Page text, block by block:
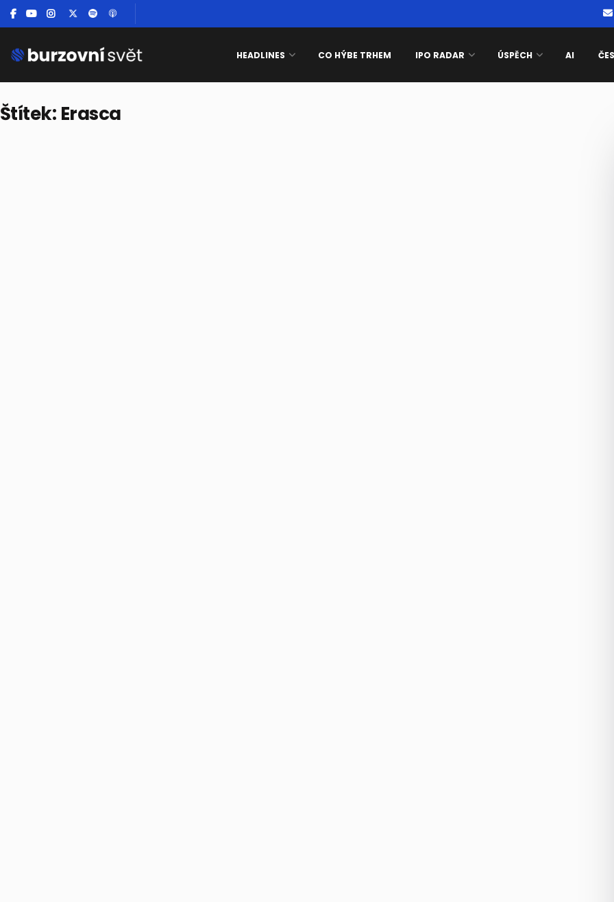
HEADLINES CO HÝBE TRHEM IPO RADAR ÚSPĚCH AI
Štítek: Erasca